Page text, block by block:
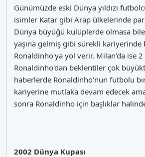
Günümüzde eski Dünya yıldızı
isimler Katar gibi Arap ülkelerinde
Dünya büyüğü kulüplerde olmasa
yaşına gelmiş gibi sürekli
Ronaldinho'ya yol verir. Milan'da ise
Ronaldinho'dan beklentiler çok
haberlerde Ronaldinho'nun futbolu
kariyerine mutlaka devam edecek
sonra Ronaldinho için başlıklar
2002 Dünya Kupası